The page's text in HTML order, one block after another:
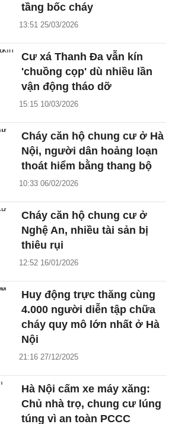
tầng bốc cháy
13:51 25/03/2026
Cư xá Thanh Đa vẫn kín
'chuồng cọp' dù nhiều lần
vận động tháo dỡ
15:15 10/03/2026
Cháy căn hộ chung cư ở Hà
Nội, người dân hoảng loạn
thoát hiểm bằng thang bộ
10:33 06/02/2026
Cháy căn hộ chung cư ở
Nghệ An, nhiều tài sản bị
thiêu rụi
12:52 16/01/2026
Huy động trực thăng cùng
4.000 người diễn tập chữa
cháy quy mô lớn nhất ở Hà
Nội
21:16 27/12/2025
Hà Nội cấm xe máy xăng:
Chủ nhà trọ, chung cư lúng
túng vì an toàn PCCC